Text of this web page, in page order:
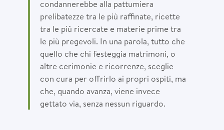
condannerebbe alla pattumiera
prelibatezze tra le più raffinate, ricette
tra le più ricercate e materie prime tra
le più pregevoli. In una parola, tutto che
quello che chi festeggia matrimoni, o
altre cerimonie e ricorrenze, sceglie
con cura per offrirlo ai propri ospiti, ma
che, quando avanza, viene invece
gettato via, senza nessun riguardo.